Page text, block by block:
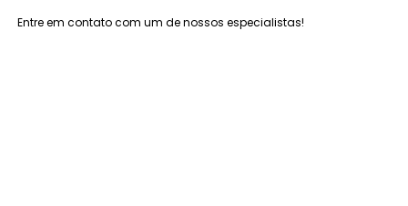
Entre em contato com um de nossos especialistas!